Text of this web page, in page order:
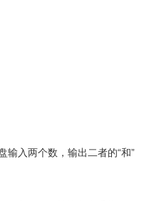
输入两个数，输出二者的“和”